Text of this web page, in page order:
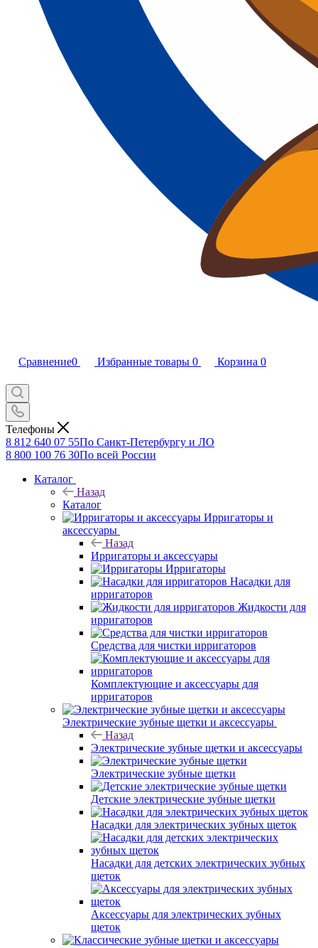
Сравнение0 Избранные товары 0 Корзина 0
Телефоны
8 812 640 07 55По Санкт-Петербургу и ЛО
8 800 100 76 30По всей России
Каталог
Назад
Каталог
Ирригаторы и
аксессуары
Назад
Ирригаторы и аксессуары
Ирригаторы
Насадки для
ирригаторов
Жидкости для
ирригаторов
Средства для чистки ирригаторов
Комплектующие и аксессуары для
ирригаторов
Электрические зубные щетки и аксессуары
Назад
Электрические зубные щетки и аксессуары
Электрические зубные щетки
Детские электрические зубные щетки
Насадки для электрических зубных щеток
Насадки для детских электрических зубных
щеток
Аксессуары для электрических зубных
щеток